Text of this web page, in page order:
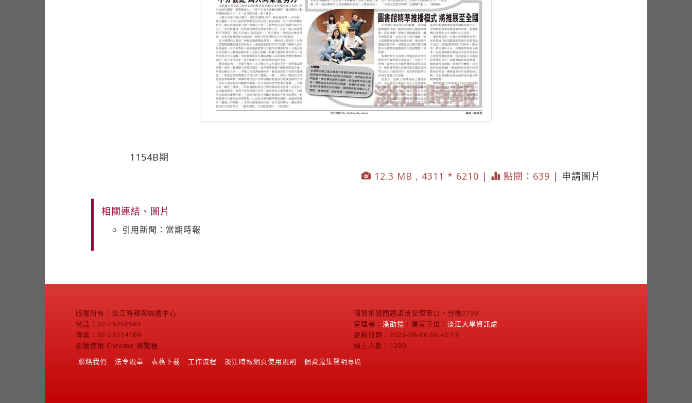
1154B期
12.3 MB , 4311 * 6210 |
點閱：639 | 申請圖片
相關連結、圖片
引用新聞：當期時報
版權所有：淡江時報與媒體中心
電話：02-26250584
傳真：02-26214169
建議使用 Chrome 瀏覽器
個資相關問題請洽受理窗口，分機2799
管理者： 潘劭愷 / 建置單位： 淡江大學資訊處
更新日期：2026-08-06 06:43:13
線上人數：1290
聯絡我們
法令規章 表格下載 工作流程 淡江時報網頁使用規則 個資蒐集聲明專區